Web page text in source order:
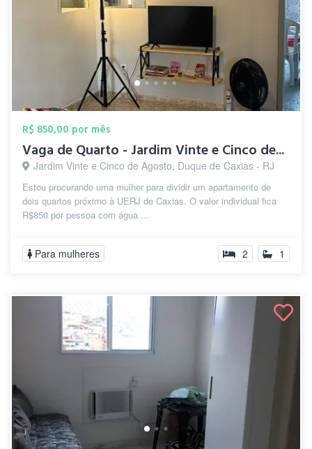
R$ 850,00 por mês
Vaga de Quarto - Jardim Vinte e Cinco de...
Jardim Vinte e Cinco de Agosto, Duque de Caxias - RJ
Estou procurando uma mulher para dividir um apartamento de
dois quartos próximo à UERJ de Caxias. O valor individual fica
R$850 por pessoa com água ...
Para mulheres 2 1